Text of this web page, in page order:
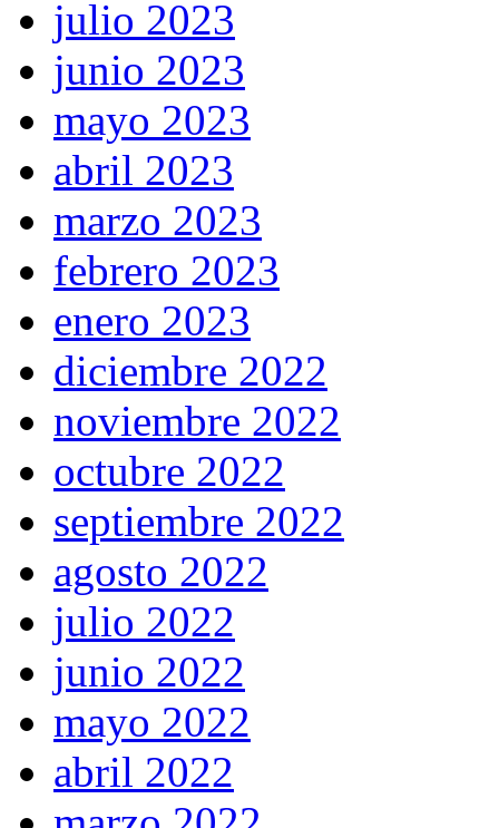
julio 2023
junio 2023
mayo 2023
abril 2023
marzo 2023
febrero 2023
enero 2023
diciembre 2022
noviembre 2022
octubre 2022
septiembre 2022
agosto 2022
julio 2022
junio 2022
mayo 2022
abril 2022